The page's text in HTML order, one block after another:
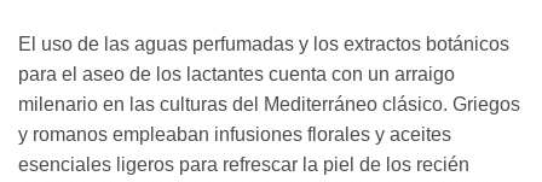
El uso de las aguas perfumadas y los extractos botánicos
para el aseo de los lactantes cuenta con un arraigo
milenario en las culturas del Mediterráneo clásico. Griegos
y romanos empleaban infusiones florales y aceites
esenciales ligeros para refrescar la piel de los recién